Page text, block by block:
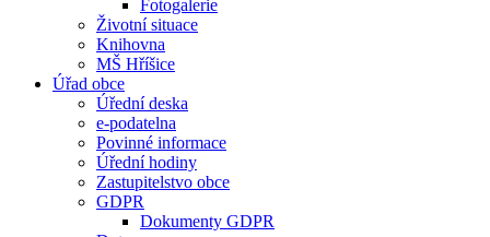
Fotogalerie
Životní situace
Knihovna
MŠ Hříšice
Úřad obce
Úřední deska
e-podatelna
Povinné informace
Úřední hodiny
Zastupitelstvo obce
GDPR
Dokumenty GDPR